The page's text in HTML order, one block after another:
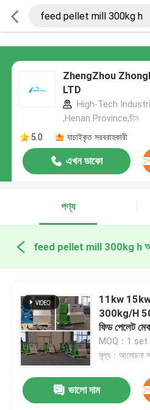
ZhengZhou
LTD
High-Tech
,Henan Province,চীন
5.0
যাচাইকৃত সরবরাহকারী
এখন ডাকো
পণ্য
feed pellet mill 300kg h
11kw 15kw
300kg/H
ফিড পেলেট
MOQ：1 set
মূল্য：আলোচনা
ভালো দাম